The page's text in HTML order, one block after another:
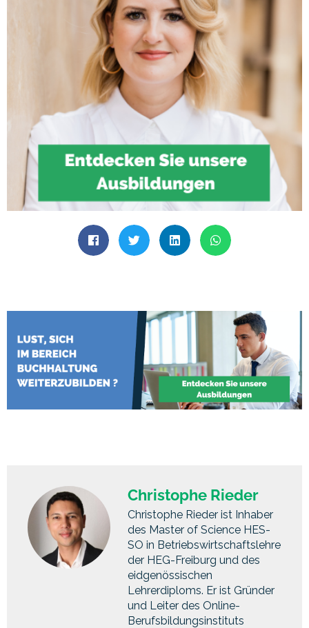
Christophe Rieder
Christophe Rieder ist Inhaber
des Master of Science HES-
SO in Betriebswirtschaftslehre
der HEG-Freiburg und des
eidgenössischen
Lehrerdiploms. Er ist Gründer
und Leiter des Online-
Berufsbildungsinstituts